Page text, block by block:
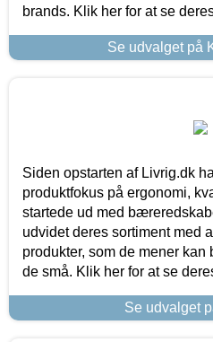
brands. Klik her for at se
Se udvalget på
Siden opstarten af Livrig.dk
produktfokus på ergonomi,
startede ud med
udvidet deres sortiment med
produkter, som de mener kan
de små. Klik her for at se
Se udvalget